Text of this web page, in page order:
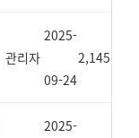
관리자
2025-
09-24
2,145
2025-